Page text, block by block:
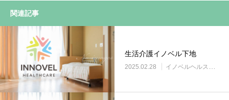
関連記事
生活介護イノベル下地
2025.02.28 イノベルヘルスケア事業所